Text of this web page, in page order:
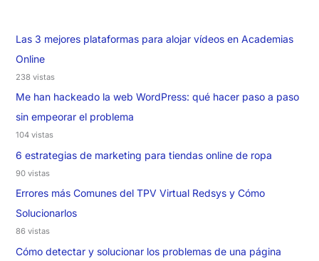
Las 3 mejores plataformas para alojar vídeos en Academias
Online
238 vistas
Me han hackeado la web WordPress: qué hacer paso a paso
sin empeorar el problema
104 vistas
6 estrategias de marketing para tiendas online de ropa
90 vistas
Errores más Comunes del TPV Virtual Redsys y Cómo
Solucionarlos
86 vistas
Cómo detectar y solucionar los problemas de una página